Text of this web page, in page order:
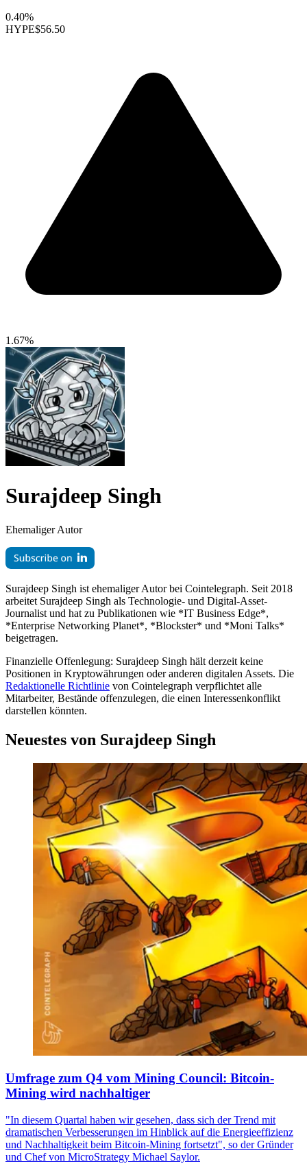
0.40%
HYPE$56.50
1.67%
Surajdeep Singh
Ehemaliger Autor
Surajdeep Singh ist ehemaliger Autor bei Cointelegraph. Seit 2018
arbeitet Surajdeep Singh als Technologie- und Digital-Asset-
Journalist und hat zu Publikationen wie *IT Business Edge*,
*Enterprise Networking Planet*, *Blockster* und *Moni Talks*
beigetragen.
Finanzielle Offenlegung: Surajdeep Singh hält derzeit keine
Positionen in Kryptowährungen oder anderen digitalen Assets. Die
Redaktionelle Richtlinie von Cointelegraph verpflichtet alle
Mitarbeiter, Bestände offenzulegen, die einen Interessenkonflikt
darstellen könnten.
Neuestes von Surajdeep Singh
Umfrage zum Q4 vom Mining Council: Bitcoin-
Mining wird nachhaltiger
"In diesem Quartal haben wir gesehen, dass sich der Trend mit
dramatischen Verbesserungen im Hinblick auf die Energieeffizienz
und Nachhaltigkeit beim Bitcoin-Mining fortsetzt", so der Gründer
und Chef von MicroStrategy Michael Saylor.